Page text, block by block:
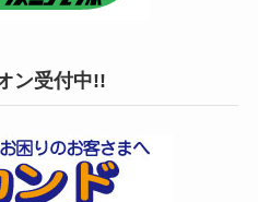
ン受付中!!